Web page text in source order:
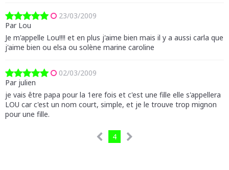
23/03/2009
Par Lou
Je m'appelle Lou!!!! et en plus j'aime bien mais il y a aussi carla que
j'aime bien ou elsa ou solène marine caroline
02/03/2009
Par julien
je vais être papa pour la 1ere fois et c'est une fille elle s'appellera
LOU car c'est un nom court, simple, et je le trouve trop mignon
pour une fille.
4